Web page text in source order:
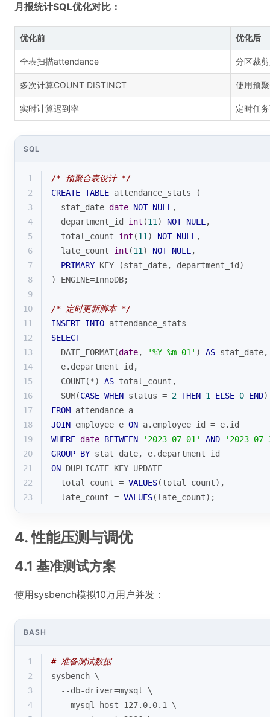
月报统计SQL优化对比：
优化前 优化后
全表扫描attendance 分区裁
多次计算COUNT DISTINCT 使用预
实时计算迟到率 定时任
SQL
1
/* 预聚合表设计 */
2
CREATE TABLE attendance_stats (
3
  stat_date
date NOT NULL ,
4
  department_id
int (11 ) NOT NULL ,
5
  total_count
int (11 ) NOT NULL ,
6
  late_count
int (11 ) NOT NULL ,
7
PRIMARY KEY (stat_date, department_id)
8
) ENGINE=InnoDB;
9
10
/* 定时更新脚本 */
11
INSERT INTO attendance_stats
12
SELECT
13
  DATE_FORMAT(
date, '%Y-%m-01' ) AS stat_date,
14
  e.department_id,
15
COUNT(*) AS total_count,
16
SUM(CASE WHEN status = 2 THEN 1 ELSE 0 END
17
FROM attendance a
18
JOIN employee e ON a.employee_id = e.id
19
WHERE date BETWEEN '2023-07-01' AND
'2023-
20
GROUP BY stat_date, e.department_id
21
ON DUPLICATE KEY UPDATE
22
  total_count
= VALUES(total_count),
23
  late_count
= VALUES(late_count);
4. 性能压测与调优
4.1 基准测试方案
使用sysbench模拟10万用户并发：
BASH
1
# 准备测试数据
2
sysbench \
3
  --db-driver=mysql \
4
  --mysql-host=127.0.0.1 \